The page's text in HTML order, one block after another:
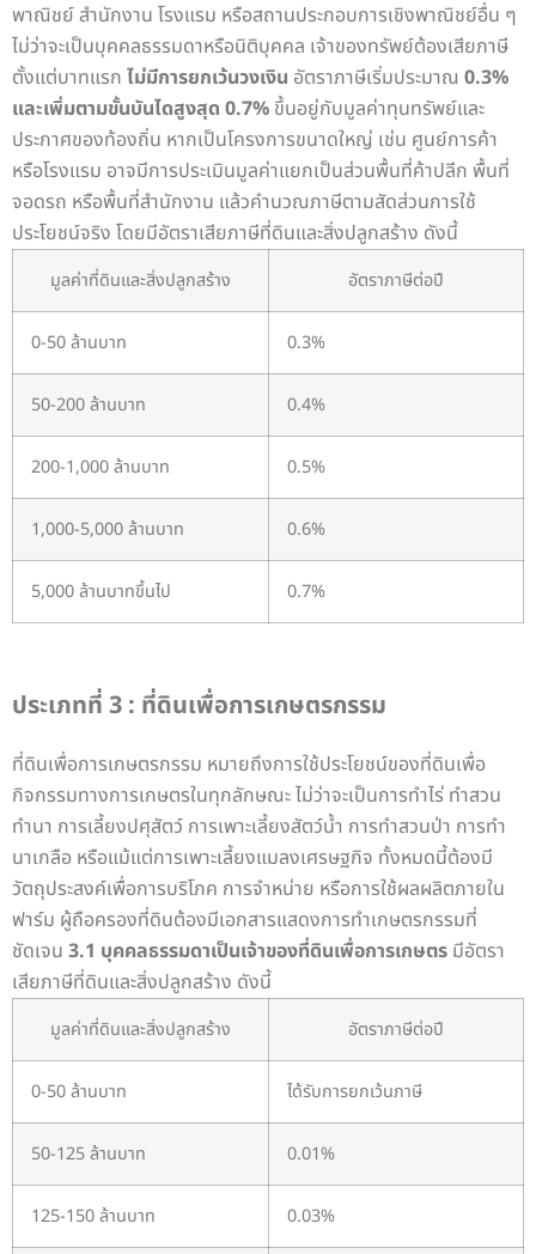
พาณิชย์ สำนักงาน โรงแรม หรือสถานประกอบการเชิงพาณิชย์อื่น ๆ
ไม่ว่าจะเป็นบุคคลธรรมดาหรือนิติบุคคล เจ้าของทรัพย์ต้องเสียภาษี
ตั้งแต่บาทแรก ไม่มีการยกเว้นวงเงิน อัตราภาษีเริ่มประมาณ 0.3%
และเพิ่มตามขั้นบันไดสูงสุด 0.7% ขึ้นอยู่กับมูลค่าทุนทรัพย์และ
ประกาศของท้องถิ่น หากเป็นโครงการขนาดใหญ่ เช่น ศูนย์การค้า
หรือโรงแรม อาจมีการประเมินมูลค่าแยกเป็นส่วนพื้นที่ค้าปลีก พื้นที่
จอดรถ หรือพื้นที่สำนักงาน แล้วคำนวณภาษีตามสัดส่วนการใช้
ประโยชน์จริง โดยมีอัตราเสียภาษีที่ดินและสิ่งปลูกสร้าง ดังนี้
มูลค่าที่ดินและสิ่งปลูกสร้าง อัตราภาษีต่อปี
0-50 ล้านบาท 0.3%
50-200 ล้านบาท 0.4%
200-1,000 ล้านบาท 0.5%
1,000-5,000 ล้านบาท 0.6%
5,000 ล้านบาทขึ้นไป 0.7%
ประเภทที่ 3 : ที่ดินเพื่อการเกษตรกรรม
ที่ดินเพื่อการเกษตรกรรม หมายถึงการใช้ประโยชน์ของที่ดินเพื่อ
กิจกรรมทางการเกษตรในทุกลักษณะ ไม่ว่าจะเป็นการทำไร่ ทำสวน
ทำนา การเลี้ยงปศุสัตว์ การเพาะเลี้ยงสัตว์น้ำ การทำสวนป่า การทำ
นาเกลือ หรือแม้แต่การเพาะเลี้ยงแมลงเศรษฐกิจ ทั้งหมดนี้ต้องมี
วัตถุประสงค์เพื่อการบริโภค การจำหน่าย หรือการใช้ผลผลิตภายใน
ฟาร์ม ผู้ถือครองที่ดินต้องมีเอกสารแสดงการทำเกษตรกรรมที่
ชัดเจน 3.1 บุคคลธรรมดาเป็นเจ้าของที่ดินเพื่อการเกษตร มีอัตรา
เสียภาษีที่ดินและสิ่งปลูกสร้าง ดังนี้
มูลค่าที่ดินและสิ่งปลูกสร้าง อัตราภาษีต่อปี
0-50 ล้านบาท ได้รับการยกเว้นภาษี
50-125 ล้านบาท 0.01%
125-150 ล้านบาท 0.03%